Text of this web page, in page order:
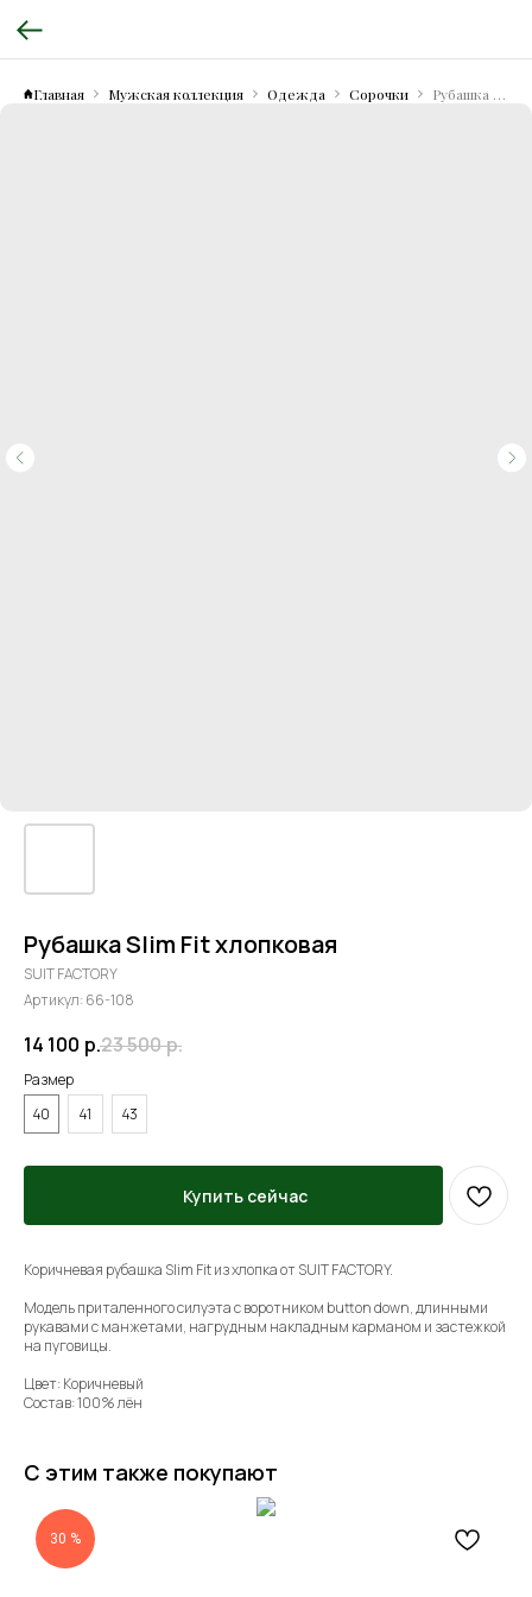
Главная Мужская коллекция Одежда Сорочки Рубашка Slim Fit хлопковая
Рубашка Slim Fit хлопковая
SUIT FACTORY
Артикул: 66-108
14 100 р.23 500р.
Размер
40
41 43
Купить сейчас
Коричневая рубашка Slim Fit из хлопка от SUIT FACTORY.
Модель приталенного силуэта с воротником button down, длинными
рукавами с манжетами, нагрудным накладным карманом и застежкой
на пуговицы.
Цвет: Коричневый
Состав: 100% лён
С этим также покупают
30 %